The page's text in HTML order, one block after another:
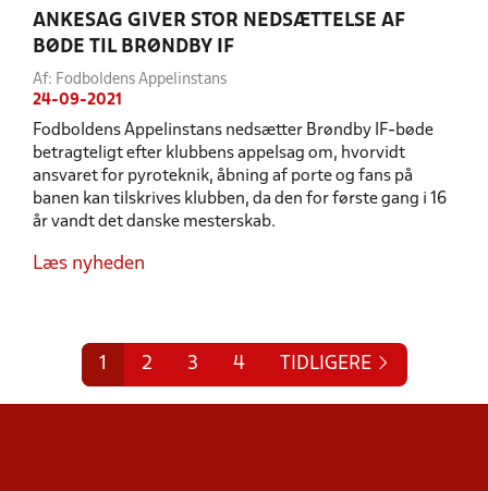
ANKESAG GIVER STOR NEDSÆTTELSE AF
BØDE TIL BRØNDBY IF
Af: Fodboldens Appelinstans
24-09-2021
Fodboldens Appelinstans nedsætter Brøndby IF-bøde
betragteligt efter klubbens appelsag om, hvorvidt
ansvaret for pyroteknik, åbning af porte og fans på
banen kan tilskrives klubben, da den for første gang i 16
år vandt det danske mesterskab.
Læs nyheden
1 2 3 4 TIDLIGERE